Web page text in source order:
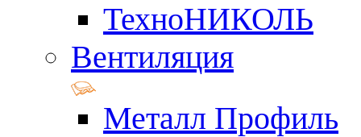
ТехноНИКОЛЬ
Вентиляция
Металл Профиль